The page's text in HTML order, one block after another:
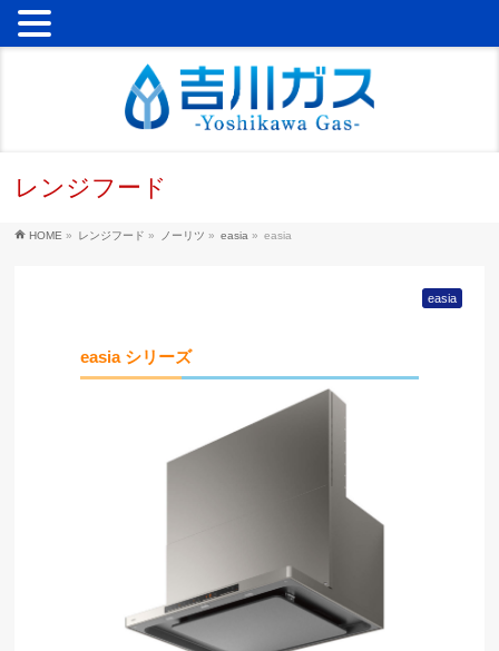
レンジフード
HOME » レンジフード » ノーリツ » easia » easia
easia
easia シリーズ